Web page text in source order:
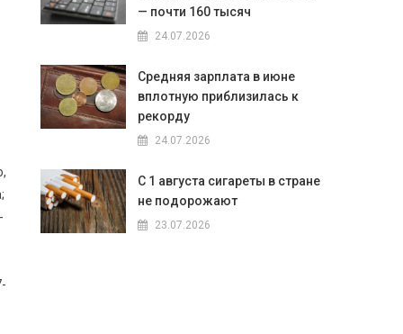
— почти 160 тысяч
24.07.2026
Средняя зарплата в июне
вплотную приблизилась к
рекорду
24.07.2026
С 1 августа сигареты в стране
не подорожают
23.07.2026